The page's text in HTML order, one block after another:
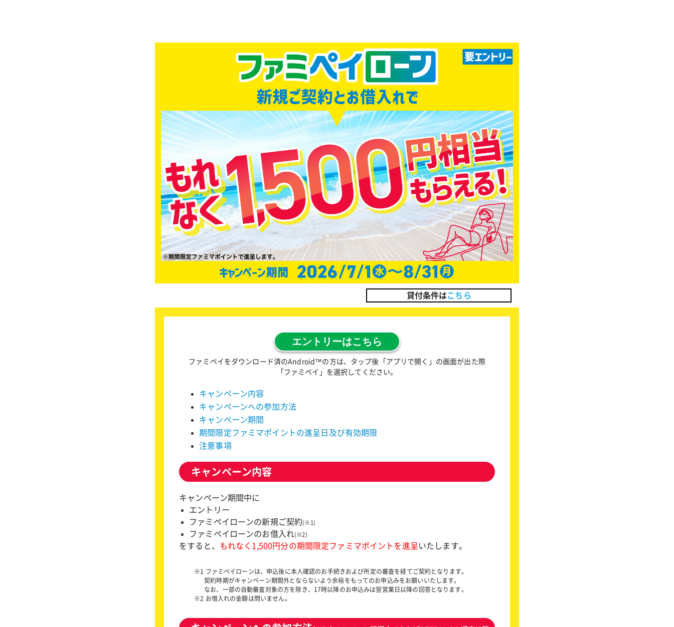
貸付条件はこちら
エントリーはこちら
ファミペイをダウンロード済のAndroid™の方は、タップ後「アプリで開く」の画面が出た際
「ファミペイ」を選択してください。
キャンペーン内容
キャンペーンへの参加方法
キャンペーン期間
期間限定ファミマポイントの進呈日及び有効期限
注意事項
キャンペーン内容
キャンペーン期間中に
エントリー
ファミペイローンの新規ご契約(※1)
ファミペイローンのお借入れ (※2)
をすると、 もれなく1,500円分の期間限定ファミマポイントを進呈いたします。
※1 ファミペイローンは、申込後に本人確認のお手続きおよび所定の審査を経てご契約となります。
契約時期がキャンペーン期間外とならないよう余裕をもってのお申込みをお願いいたします。
なお、一部の自動審査対象の方を除き、17時以降のお申込みは翌営業日以降の回答となります。
※2 お借入れの金額は問いません。